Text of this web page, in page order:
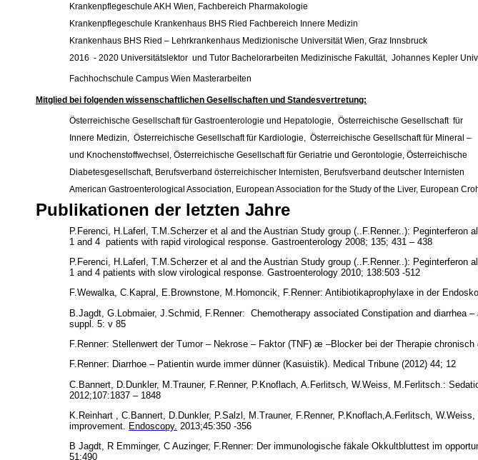
Krankenpflegeschule AKH Wien, Fachbereich Pharmakologie
Krankenpflegeschule Krankenhaus BHS Ried Fachbereich Innere Medizin
Krankenhaus BHS Ried – Lehrkrankenhaus Medizionische Universität Wien, Graz Innsbruck
2016 - 2020 Universitätslektor und Tutor Bachelorarbeiten Medizinische Fakultät, Johannes Kepler
Fachhochschule Campus Wien Masterarbeiten
Mitglied bei folgenden wissenschaftlichen Gesellschaften und Standesvertretung:
Österreichische Gesellschaft für Gastroenterologie und Hepatologie, Österreichische Gesellschaft für
Innere Medizin, Österreichische Gesellschaft für Kardiologie, Österreichische Gesellschaft für Mineral –
und Knochenstoffwechsel, Österreichische Gesellschaft für Geriatrie und Gerontologie, Österreichische
Diabetesgesellschaft, Berufsverband österreichischer Internisten, Berufsverband deutscher Internisten
American Gastroenterological Association, European Association for the Study of the Liver, European
Publikationen der letzten Jahre
P.Ferenci, H.Laferl, T.M.Scherzer et al and the Austrian Study group (..F.Renner..):
1 and 4 patients with rapid virological response. Gastroenterology 2008; 135; 431 – 438
P.Ferenci, H.Laferl, T.M.Scherzer et al and the Austrian Study group (..F.Renner..): Peginterferon
1 and 4 patients with slow virological response. Gastroenterology 2010; 138:503 -512
F.Wewalka, C.Kapral, E.Brownstone, M.Homoncik, F.Renner: Antibiotikaprophylaxe in der
B.Jagdt, G.Lobmaier, J.Schmid, F.Renner: Chemotherapy associated Constipation and diarrhea
suppl. 5: v 85
F.Renner: Stellenwert der Tumor – Nekrose – Faktor (TNF) æ –Blocker bei der Therapie
F.Renner: Diarrhoe – Patientin wurde immer dünner (Kasuistik). Medical Tribune (2012) 44; 12
C.Bannert, D.Dunkler, M.Trauner, F.Renner, P.Knoflach, A.Ferlitsch, W.Weiss, M.Ferlitsch.:
2012;107:1837 – 1848
K.Reinhart , C.Bannert, D.Dunkler, P.Salzl, M.Trauner, F.Renner, P.Knoflach,A.Ferlitsch,
improvement.
Endoscopy. 2013;45:350 -356
B Jagdt, R Emminger, C Auzinger, F.Renner: Der immunologische fäkale Okkultbluttest im
51:490